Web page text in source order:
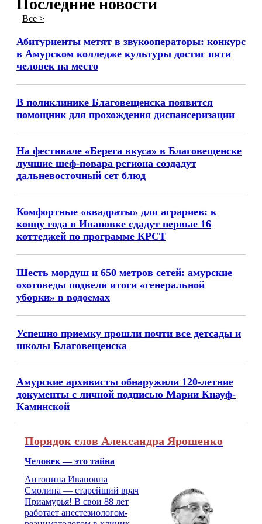
Последние новости
Все >
Абитуриенты метят в звукооператоры: конкурс
в Амурском колледже культуры достиг пяти
человек на место
В поликлинике Благовещенска появится
помощник для прохождения диспансеризации
На фестивале «Берега вкуса» в Благовещенске
лучшие шеф-повара региона создадут
дальневосточный сет блюд
Комфортные «квадраты» для аграриев: к
концу года в Ивановке сдадут первые 16
коттеджей по программе КРСТ
Шесть мордуш и 650 метров сетей: амурские
охотоведы подвели итоги «генеральной
уборки» в водоемах
Успешно приемку прошли почти все детсады и
школы Благовещенска
Амурские архивисты обнаружили 120-летние
документы с личной подписью Марии Кнауф-
Каминской
Порядок слов Александра Ярошенко
Человек — это тайна
Антонина Ивановна
Смолина — старейший врач
Приамурья! В свои 88 лет
работает анестезиологом-